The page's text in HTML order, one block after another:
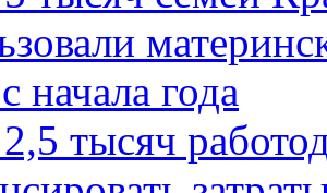
начала года
тысяч